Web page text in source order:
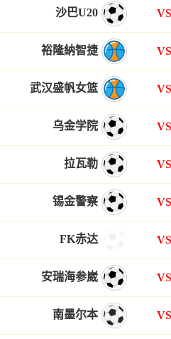
沙巴U20 VS
裕隆納智捷 VS
武汉盛帆女篮 VS
乌金学院 VS
拉瓦勒 VS
锡金警察 VS
FK赤达 VS
安瑞海参崴 VS
南墨尔本 VS